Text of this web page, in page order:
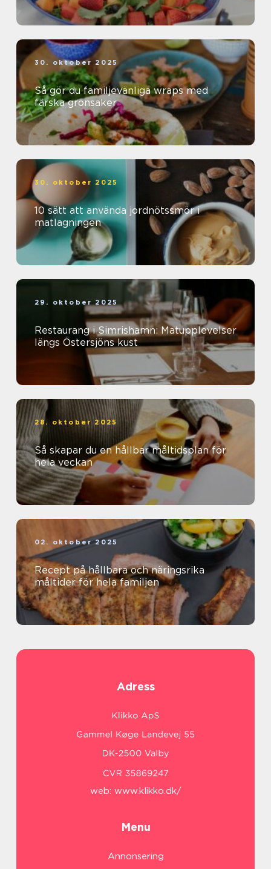
30. oktober 2025
Så gör du familjevänliga wraps med
färska grönsaker
30. oktober 2025
10 sätt att använda jordnötssmör i
matlagningen
29. oktober 2025
Restaurang i Simrishamn: Matupplevelser
längs Östersjöns kust
28. oktober 2025
Så skapar du en hållbar måltidsplan för
hela veckan
02. oktober 2025
Recept på hållbara och näringsrika
måltider för hela familjen
Adress
web: www.klikko.dk/
Menu
Annonsering